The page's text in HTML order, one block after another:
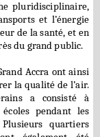
pluridisciplinaire,
et l’énergie
de la santé, et en
du grand public.
Accra ont ainsi
la qualité de l’air.
a consisté à
pendant les
quartiers